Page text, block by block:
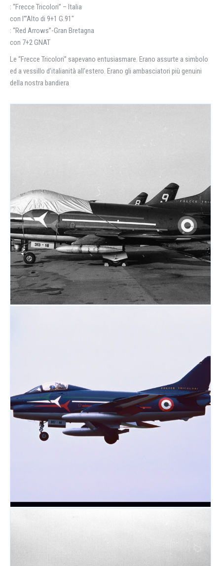
: “Frecce Tricolori” – Italia
con l'”Alto di 9+1 G.91″
: “Red Arrows”-Gran Bretagna
con 7+2 GNAT
Le “Frecce Tricolori” sapevano entusiasmare. Erano assurte a simbolo
ed a vessillo d’italianità all’estero. Erano gli ambasciatori più genuini
della nostra bandiera